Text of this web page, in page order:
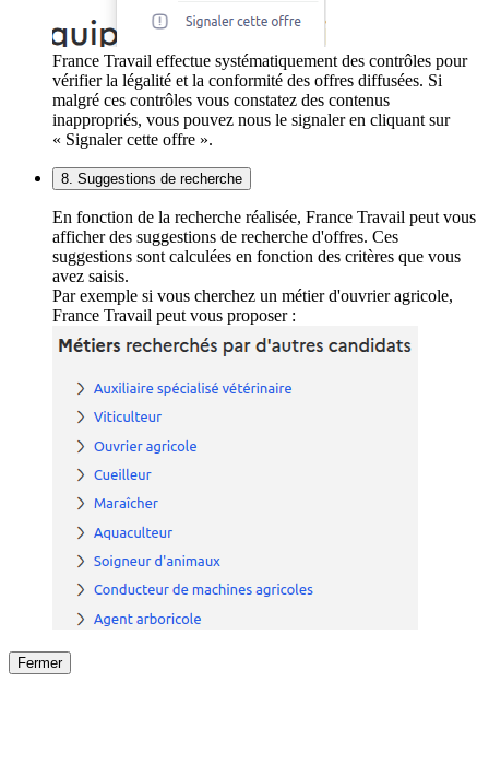
France Travail effectue systématiquement des contrôles pour
vérifier la légalité et la conformité des offres diffusées. Si
malgré ces contrôles vous constatez des contenus
inappropriés, vous pouvez nous le signaler en cliquant sur
« Signaler cette offre ».
8. Suggestions de recherche
En fonction de la recherche réalisée, France Travail peut vous
afficher des suggestions de recherche d'offres. Ces
suggestions sont calculées en fonction des critères que vous
avez saisis.
Par exemple si vous cherchez un métier d'ouvrier agricole,
France Travail peut vous proposer :
Fermer